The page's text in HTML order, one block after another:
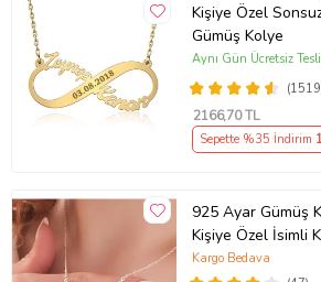
Kişiye Özel
Gümüş Kolye
Aynı Gün Ücretsiz
2166,70 TL
Sepette %35 İndirim
925 Ayar Gümüş
Kişiye Özel İsimli
Anneye
Kargo Bedava